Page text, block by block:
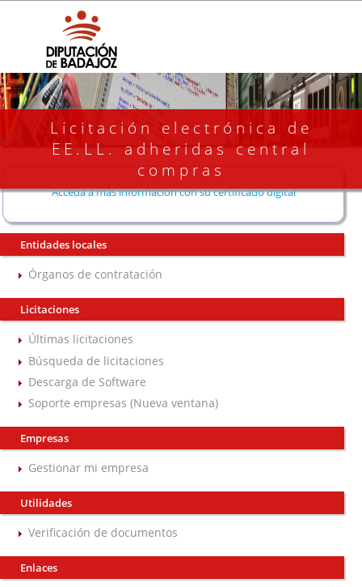
Licitación electrónica de
EE.LL. adheridas central
compras
Acceda a más información con su certificado digital
Entidades locales
Órganos de contratación
Licitaciones
Últimas licitaciones
Búsqueda de licitaciones
Descarga de Software
Soporte empresas (Nueva ventana)
Empresas
Gestionar mi empresa
Utilidades
Verificación de documentos
Enlaces